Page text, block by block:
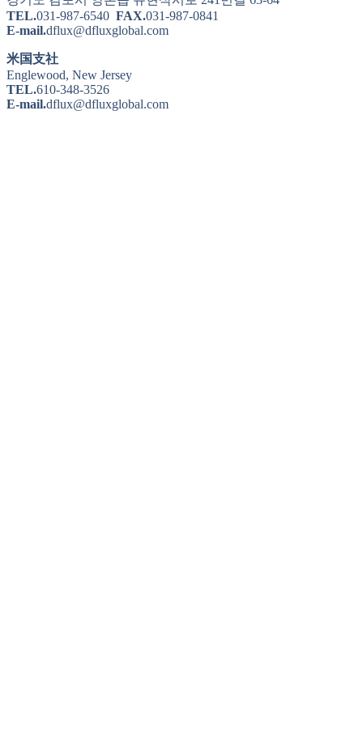
TEL.031-987-6540 FAX.031-987-0841
E-mail.dflux@dfluxglobal.com
米国支社
Englewood, New Jersey
TEL.610-348-3526
E-mail.dflux@dfluxglobal.com